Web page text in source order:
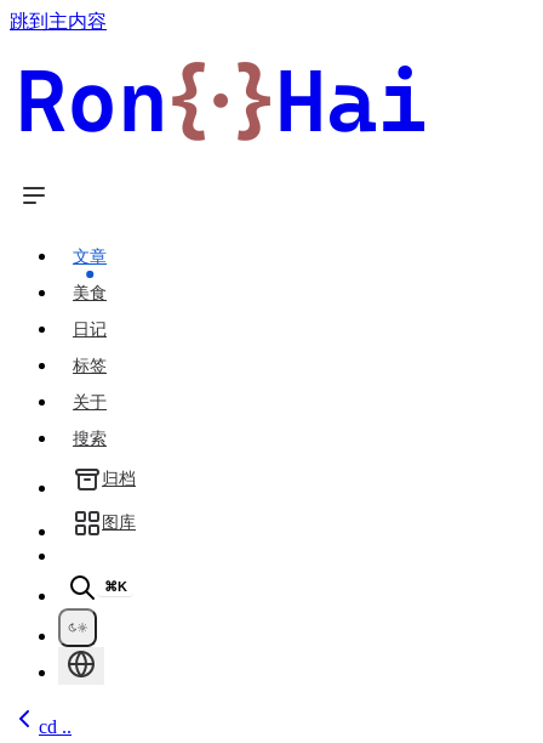
跳到主内容
Ron{·}Hai
文章
美食
日记
标签
关于
搜索
归档
图库
⌘K
cd ..